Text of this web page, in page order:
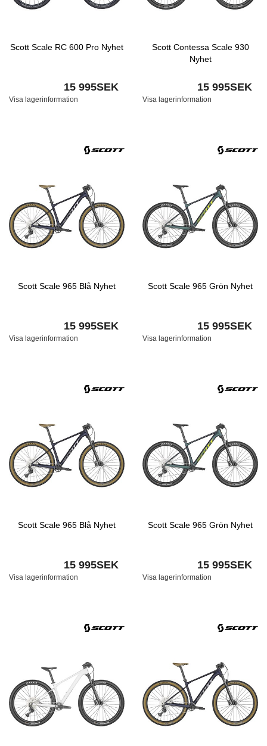
Scott Scale RC 600 Pro Nyhet
15 995SEK
Visa lagerinformation
Scott Contessa Scale 930
Nyhet
15 995SEK
Visa lagerinformation
Scott Scale 965 Blå Nyhet
15 995SEK
Visa lagerinformation
Scott Scale 965 Grön Nyhet
15 995SEK
Visa lagerinformation
Scott Scale 965 Blå Nyhet
15 995SEK
Visa lagerinformation
Scott Scale 965 Grön Nyhet
15 995SEK
Visa lagerinformation